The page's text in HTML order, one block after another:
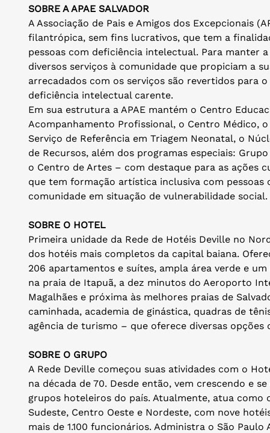
SOBRE A APAE SALVADOR
A Associação de Pais e Amigos dos Excepcionais
filantrópica, sem fins lucrativos, que tem a
pessoas com deficiência intelectual. Para manter
diversos serviços à comunidade que propiciam a
arrecadados com os serviços são revertidos para o
deficiência intelectual carente.
Em sua estrutura a APAE mantém o Centro
Acompanhamento Profissional, o Centro Médico,
Serviço de Referência em Triagem Neonatal, o
de Recursos, além dos programas especiais:
o Centro de Artes – com destaque para as ações
que tem formação artística inclusiva com pessoas
comunidade em situação de vulnerabilidade social.
SOBRE O HOTEL
Primeira unidade da Rede de Hotéis Deville no
dos hotéis mais completos da capital baiana.
206 apartamentos e suítes, ampla área verde e
na praia de Itapuã, a dez minutos do Aeroporto
Magalhães e próxima às melhores praias de
caminhada, academia de ginástica, quadras de
agência de turismo – que oferece diversas
SOBRE O GRUPO
A Rede Deville começou suas atividades com o
na década de 70. Desde então, vem crescendo e
grupos hoteleiros do país. Atualmente, atua como
Sudeste, Centro Oeste e Nordeste, com nove
mais de 1.100 funcionários. Administra o São